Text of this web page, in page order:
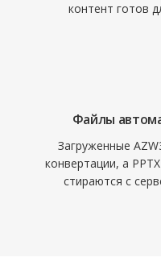
контент готов
Файлы
Загруженные
конвертации, а
стираются с